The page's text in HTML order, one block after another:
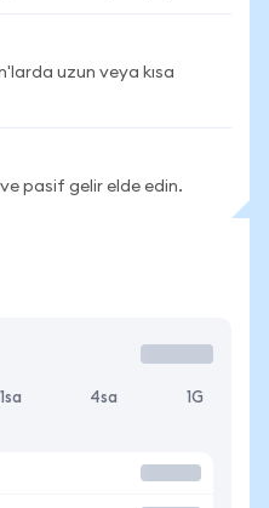
uzun veya kısa
pasif gelir elde edin.
1sa 4sa 1G